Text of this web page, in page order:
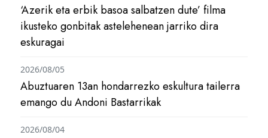
‘Azerik eta erbik basoa salbatzen dute’ filma
ikusteko gonbitak astelehenean jarriko dira
eskuragai
Abuztuaren 13an hondarrezko eskultura tailerra
emango du Andoni Bastarrikak
2026/08/05
2026/08/04